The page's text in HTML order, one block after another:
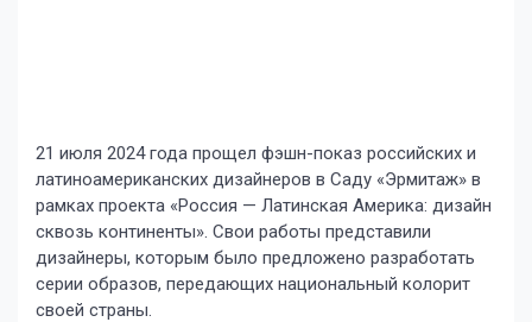
21 июля 2024 года прощел фэшн-показ российских и
латиноамериканских дизайнеров в Саду «Эрмитаж» в
рамках проекта «Россия — Латинская Америка: дизайн
сквозь континенты». Свои работы представили
дизайнеры, которым было предложено разработать
серии образов, передающих национальный колорит
своей страны.